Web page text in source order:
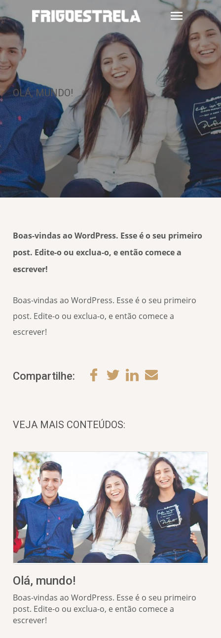
OLÁ, MUNDO!
Boas-vindas ao WordPress. Esse é o seu primeiro
post. Edite-o ou exclua-o, e então comece a
escrever!
Boas-vindas ao WordPress. Esse é o seu primeiro
post. Edite-o ou exclua-o, e então comece a
escrever!
Compartilhe:
VEJA MAIS CONTEÚDOS:
Olá, mundo!
Boas-vindas ao WordPress. Esse é o seu primeiro
post. Edite-o ou exclua-o, e então comece a
escrever!